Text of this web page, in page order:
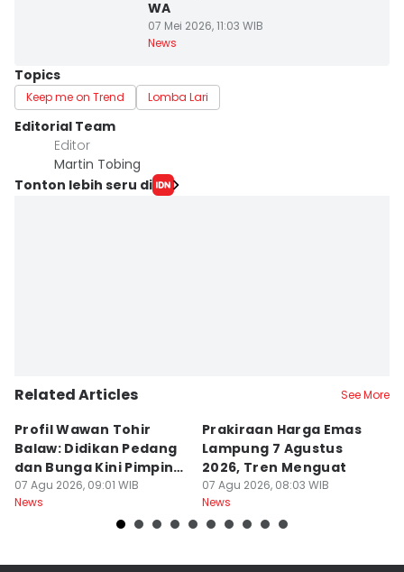
WA
07 Mei 2026, 11:03 WIB
News
Topics
Keep me on Trend Lomba Lari
Editorial Team
Editor
Martin Tobing
Tonton lebih seru di
Related Articles See More
Profil Wawan Tohir
Balaw: Didikan Pedang
dan Bunga Kini Pimpin
PRI Lampung
07 Agu 2026, 09:01 WIB
News
Prakiraan Harga Emas
Lampung 7 Agustus
2026, Tren Menguat
07 Agu 2026, 08:03 WIB
News